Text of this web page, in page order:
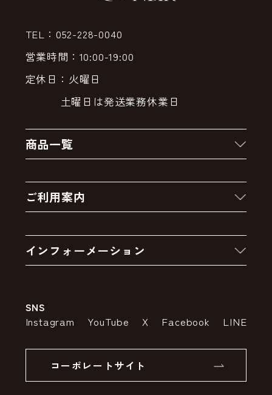
TEL：052-228-0040
営業時間：10:00-19:00
定休日：火曜日
土曜日は発送業務休業日
商品一覧
クーポン
卸販売・大量注文
アウトレットセール
ご利用案内
お支払いについて
インフォーメーション
特定商取引法の表示
SSLサーバー証明書とは
SNS
Instagram YouTube X Facebook LINE
コーポレートサイト